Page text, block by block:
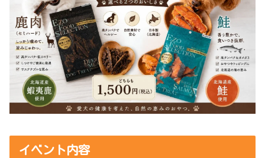
イベント内容